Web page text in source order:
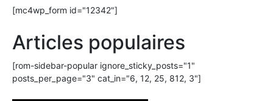
[mc4wp_form id="12342"]
Articles populaires
[rom-sidebar-popular ignore_sticky_posts="1"
posts_per_page="3" cat_in="6, 12, 25, 812, 3"]